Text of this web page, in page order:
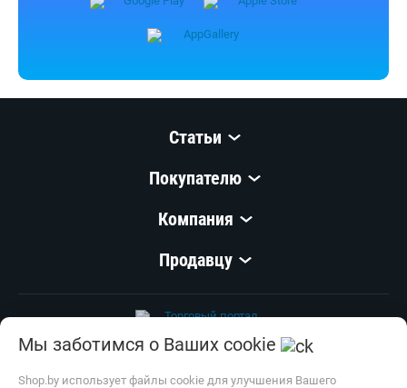
Статьи
Покупателю
Компания
Продавцу
© 1999–2026, ООО «Открытый Контакт»УНП 100008738
Мы заботимся о Ваших cookie
Shop.by использует файлы cookie для улучшения Вашего